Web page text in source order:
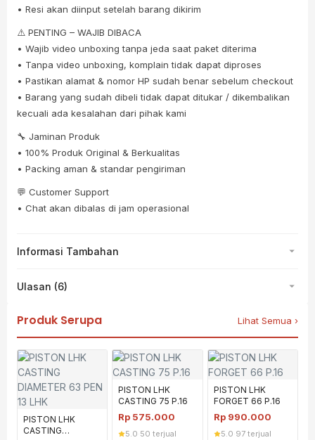
• Resi akan diinput setelah barang dikirim
⚠️ PENTING – WAJIB DIBACA
• Wajib video unboxing tanpa jeda saat paket diterima
• Tanpa video unboxing, komplain tidak dapat diproses
• Pastikan alamat & nomor HP sudah benar sebelum checkout
• Barang yang sudah dibeli tidak dapat ditukar / dikembalikan
kecuali ada kesalahan dari pihak kami
🔧 Jaminan Produk
• 100% Produk Original & Berkualitas
• Packing aman & standar pengiriman
💬 Customer Support
• Chat akan dibalas di jam operasional
Informasi Tambahan
Ulasan (6)
Produk Serupa Lihat Semua ›
PISTON LHK
CASTING
PISTON LHK
CASTING 75 P.16
Rp 575.000
5.0 50 terjual
PISTON LHK
FORGET 66 P.16
Rp 990.000
5.0 97 terjual